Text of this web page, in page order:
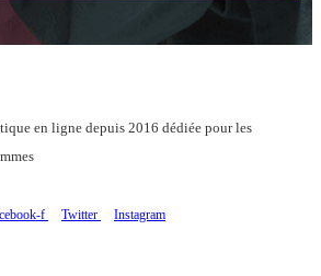
en ligne depuis 2016 dédiée pour les
f Twitter Instagram